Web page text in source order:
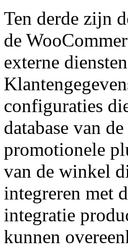
Ten derde zijn
de
externe
configuraties
database van
promotionele
van de winkel
integreren met
integratie
kunnen